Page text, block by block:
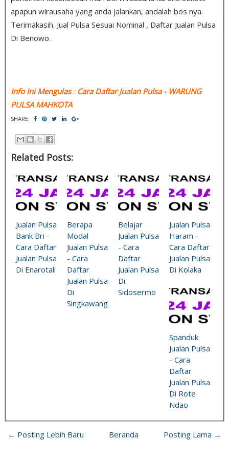
apapun wirausaha yang anda jalankan, andalah bos nya.
Terimakasih. Jual Pulsa Sesuai Nominal , Daftar Jualan Pulsa
Di Benowo.
Info Ini Mengulas: Cara Daftar Jualan Pulsa- WARUNG
PULSA MAHKOTA
SHARE:
Related Posts:
Jualan Pulsa
Bank Bri -
Cara Daftar
Jualan Pulsa
Di Enarotali
Berapa
Modal
Jualan Pulsa
- Cara
Daftar
Jualan Pulsa
Di
Singkawang
Belajar
Jualan Pulsa
- Cara
Daftar
Jualan Pulsa
Di
Sidosermo
Jualan Pulsa
Haram -
Cara Daftar
Jualan Pulsa
Di Kolaka
Spanduk
Jualan Pulsa
- Cara
Daftar
Jualan Pulsa
Di Rote
Ndao
← Posting Lebih Baru Posting Lama →
Beranda